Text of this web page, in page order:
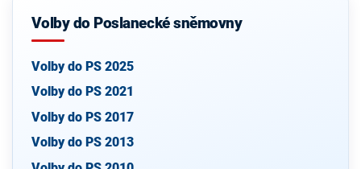
Volby do Poslanecké sněmovny
Volby do PS 2025
Volby do PS 2021
Volby do PS 2017
Volby do PS 2013